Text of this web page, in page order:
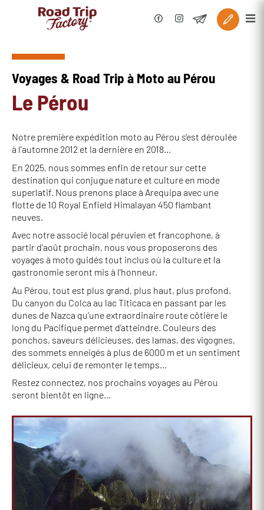
Voyages & Road Trip à Moto au Pérou
Le Pérou
Notre première expédition moto au Pérou s'est déroulée
à l'automne 2012 et la dernière en 2018...
En 2025, nous sommes enfin de retour sur cette
destination qui conjugue nature et culture en mode
superlatif. Nous prenons place à Arequipa avec une
flotte de 10 Royal Enfield Himalayan 450 flambant
neuves.
Avec notre associé local péruvien et francophone, à
partir d'août prochain, nous vous proposerons des
voyages à moto guidés tout inclus où la culture et la
gastronomie seront mis à l'honneur.
Au Pérou, tout est plus grand, plus haut, plus profond.
Du canyon du Colca au lac Titicaca en passant par les
dunes de Nazca qu’une extraordinaire route côtière le
long du Pacifique permet d’atteindre. Couleurs des
ponchos, saveurs délicieuses, des lamas, des vigognes,
des sommets enneigés à plus de 6000 m et un sentiment
délicieux, celui de remonter le temps…
Restez connectez, nos prochains voyages au Pérou
seront bientôt en ligne...